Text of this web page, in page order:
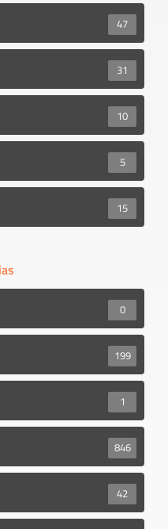
47
31
10
5
15
0
199
1
846
42